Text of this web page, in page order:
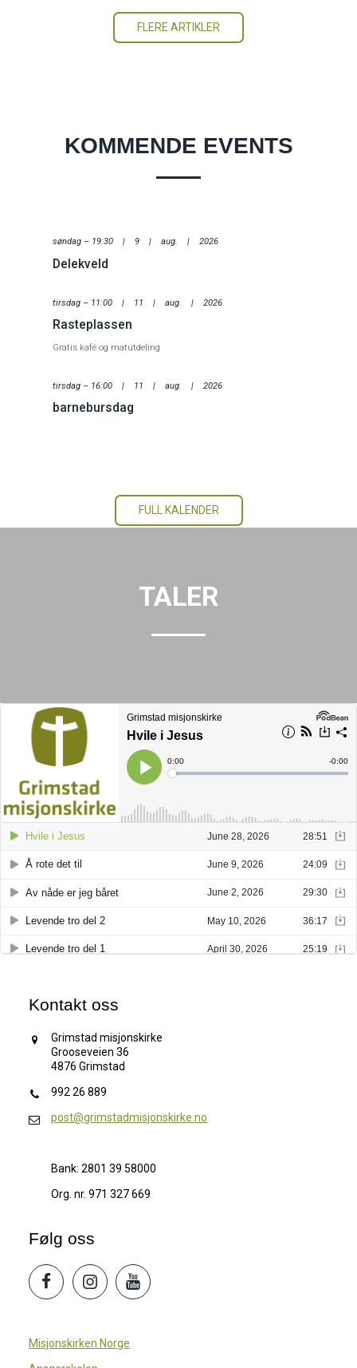
FLERE ARTIKLER
KOMMENDE EVENTS
søndag – 19:30 | 9 | aug. | 2026
Delekveld
tirsdag – 11:00 | 11 | aug. | 2026
Rasteplassen
Gratis kafé og matutdeling
tirsdag – 16:00 | 11 | aug. | 2026
barnebursdag
FULL KALENDER
TALER
Kontakt oss
Grimstad misjonskirke
Grooseveien 36
4876 Grimstad
992 26 889
post@grimstadmisjonskirke.no
Bank: 2801 39 58000
Org. nr. 971 327 669
Følg oss
Misjonskirken Norge